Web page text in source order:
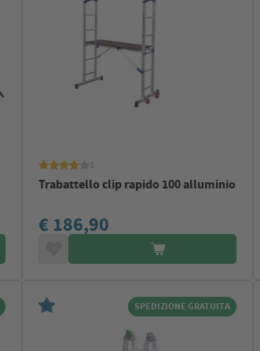
Trabattello clip rapido 100 alluminio
€ 186,90
SPEDIZIONE GRATUITA